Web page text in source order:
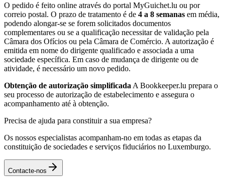
O pedido é feito online através do portal MyGuichet.lu ou por
correio postal. O prazo de tratamento é de 4 a 8 semanas em média,
podendo alongar-se se forem solicitados documentos
complementares ou se a qualificação necessitar de validação pela
Câmara dos Ofícios ou pela Câmara de Comércio. A autorização é
emitida em nome do dirigente qualificado e associada a uma
sociedade específica. Em caso de mudança de dirigente ou de
atividade, é necessário um novo pedido.
Obtenção de autorização simplificada A Bookkeeper.lu prepara o
seu processo de autorização de estabelecimento e assegura o
acompanhamento até à obtenção.
Precisa de ajuda para constituir a sua empresa?
Os nossos especialistas acompanham-no em todas as etapas da
constituição de sociedades e serviços fiduciários no Luxemburgo.
Contacte-nos